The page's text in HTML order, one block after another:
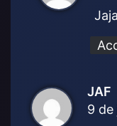
JAF
i
9 de